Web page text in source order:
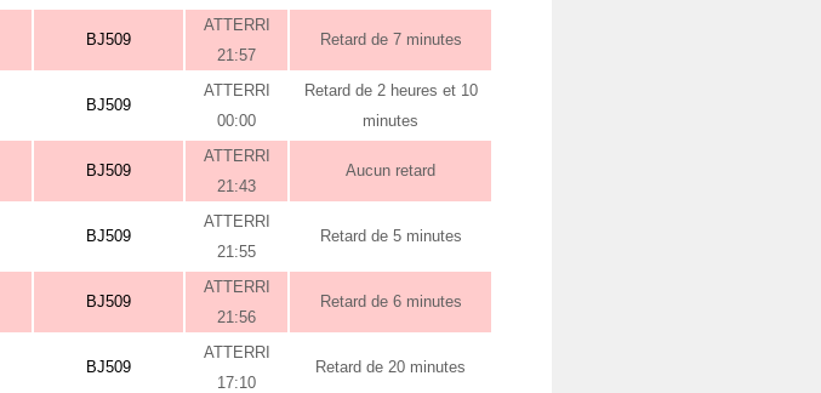
BJ509
ATTERRI
21:57
Retard de 7 minutes
BJ509
ATTERRI
00:00
Retard de 2 heures et 10
minutes
BJ509
ATTERRI
21:43
Aucun retard
BJ509
ATTERRI
21:55
Retard de 5 minutes
BJ509
ATTERRI
21:56
Retard de 6 minutes
BJ509
ATTERRI
17:10
Retard de 20 minutes